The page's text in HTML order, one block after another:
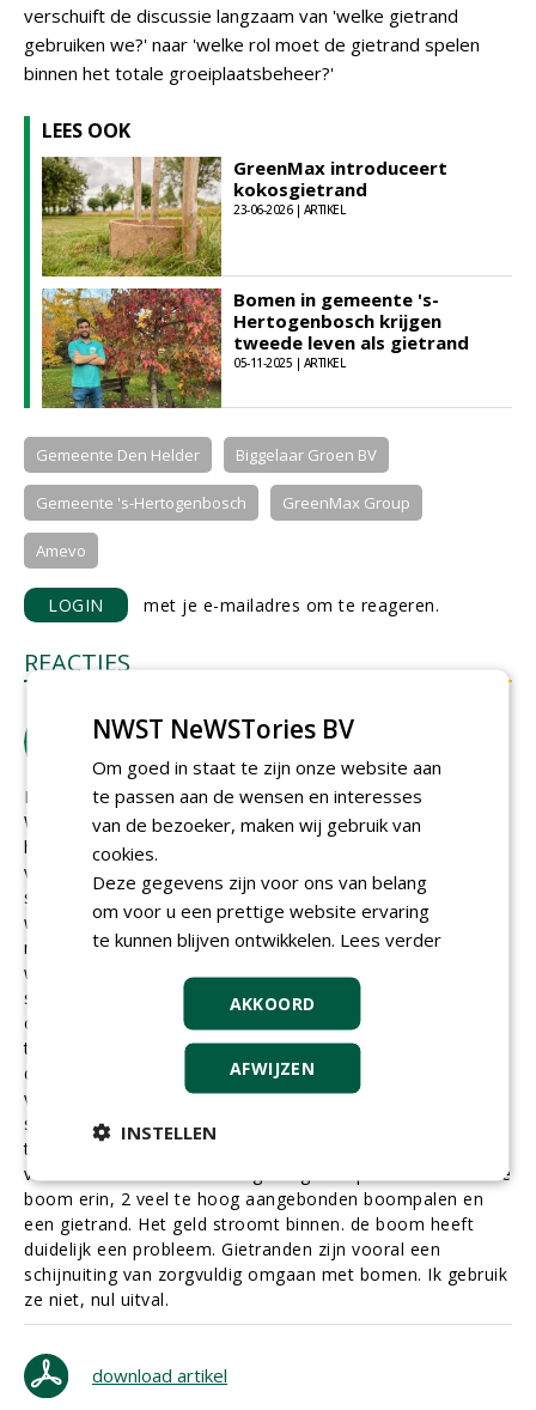
verschuift de discussie langzaam van 'welke gietrand
gebruiken we?' naar 'welke rol moet de gietrand spelen
binnen het totale groeiplaatsbeheer?'
LEES OOK
GreenMax introduceert
kokosgietrand
23-06-2026 | ARTIKEL
Bomen in gemeente 's-
Hertogenbosch krijgen
tweede leven als gietrand
05-11-2025 | ARTIKEL
Gemeente Den Helder Biggelaar Groen BV
Gemeente 's-Hertogenbosch GreenMax Group
Amevo
LOGIN met je e-mailadres om te reageren.
REACTIES
Tinka Chabot
Tinka Chabot | eigenaar
woensdag 8 juli 2026
Ik heb me altijd verbaasd over het gebruik van gietranden.
Water geven vlak bij de stam is nagenoeg zinloos. De
haarwortels die water en voeding opnemen horen zich te
verspreiden tot ver naast de kroonprojectie, dus bij de
stam horen ze niet te zitten. Geef je regelmatig water dan
worden de wortels lui, wat ook de stabiliteit van de boom
niet ten goede komt. De manier waarop er vaak water
wordt gegeven is funest. Met een giertank een harde
straal op de kluit, waardoor er een enorme verdichting
optreedt. De kunststof gietranden zijn ook niet bestand
tegen de maaimachines. Ze buigen krom, slaan kapot en
de inheemse vegetatie rond de stam wordt niet
verwijderd, waardoor de kans op muizenvraat aan de
stam toeneemt. Particulieren denken dat het zo hoort,
terwijl dat vroeger natuurlijk nooit gebruikt wordt. Het is
vooral een teken van onzorgvuldige aanplant. Even snel de
boom erin, 2 veel te hoog aangebonden boompalen en
een gietrand. Het geld stroomt binnen. de boom heeft
duidelijk een probleem. Gietranden zijn vooral een
schijnuiting van zorgvuldig omgaan met bomen. Ik gebruik
ze niet, nul uitval.
download artikel
NWST NeWSTories BV
Om goed in staat te zijn onze website aan
te passen aan de wensen en interesses
van de bezoeker, maken wij gebruik van
cookies.
Deze gegevens zijn voor ons van belang
om voor u een prettige website ervaring
te kunnen blijven ontwikkelen. Lees verder
AKKOORD
AFWIJZEN
INSTELLEN